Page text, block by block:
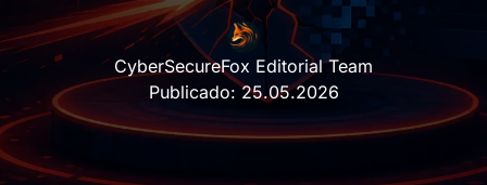
CyberSecureFox Editorial Team
Publicado:25.05.2026